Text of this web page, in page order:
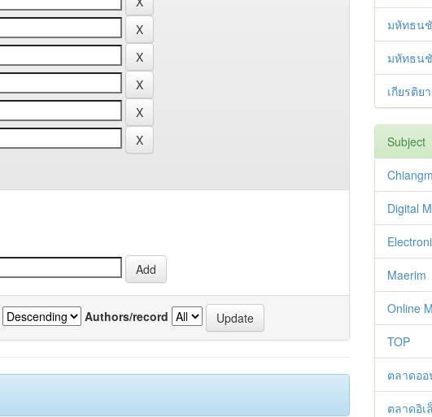
Authors/record
มหัทธน
มหัทธน
เกียรติย
Subject
Digital
Maerim
Online
TOP
ตลาดอ
ตลาดอิเ